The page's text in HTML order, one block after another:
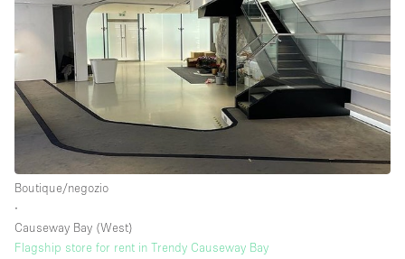
Boutique/negozio
∙
Causeway Bay (West)
Flagship store for rent in Trendy Causeway Bay